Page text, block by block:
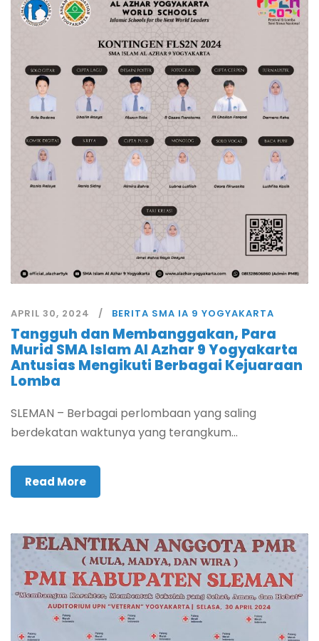
APRIL 30, 2024 BERITA SMA IA 9 YOGYAKARTA
Tangguh dan Membanggakan, Para
Murid SMA Islam Al Azhar 9 Yogyakarta
Antusias Mengikuti Berbagai Kejuaraan
Lomba
SLEMAN – Berbagai perlombaan yang saling
berdekatan waktunya yang terangkum...
Read More